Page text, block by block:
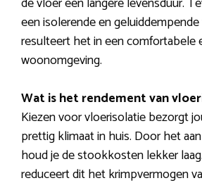
een isolerende en
resulteert het in een comfortabele
woonomgeving.
Wat is het rendement van
Kiezen voor vloerisolatie bezorgt
prettig klimaat in huis. Door het
houd je de stookkosten lekker
reduceert dit het krimpvermogen